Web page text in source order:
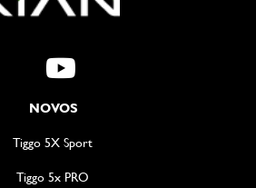
NOVOS
Tiggo 5X Sport
Tiggo 5x PRO